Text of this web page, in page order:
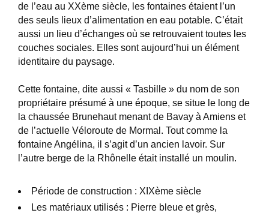
de l’eau au XXème siècle, les fontaines étaient l’un
des seuls lieux d’alimentation en eau potable. C’était
aussi un lieu d’échanges où se retrouvaient toutes les
couches sociales. Elles sont aujourd’hui un élément
identitaire du paysage.
Cette fontaine, dite aussi « Tasbille » du nom de son
propriétaire présumé à une époque, se situe le long de
la chaussée Brunehaut menant de Bavay à Amiens et
de l’actuelle Véloroute de Mormal. Tout comme la
fontaine Angélina, il s’agit d’un ancien lavoir. Sur
l’autre berge de la Rhônelle était installé un moulin.
Période de construction : XIXème siècle
Les matériaux utilisés : Pierre bleue et grès,